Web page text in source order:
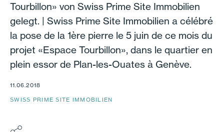
Tourbillon» von Swiss Prime Site Immobilien
gelegt. | Swiss Prime Site Immobilien a célébré
la pose de la 1ère pierre le 5 juin de ce mois du
projet «Espace Tourbillon», dans le quartier en
plein essor de Plan-les-Ouates à Genève.
11.06.2018
SWISS PRIME SITE IMMOBILIEN